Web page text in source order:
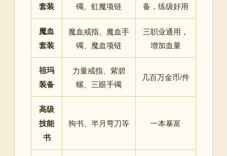
套装
镯、虹魔项链
备，练级好用
魔血
套装
魔血戒指、魔血手
镯、魔血项链
三职业通用，
增加血量
祖玛
装备
力量戒指、紫碧
螺、三眼手镯
几百万金币/件
高级
技能
书
狗书、半月弯刀等 一本暴富